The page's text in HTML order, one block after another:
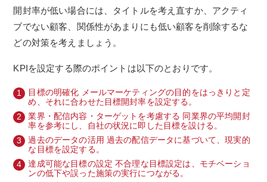
開封率が低い場合には、タイトルを考え直すか、アクティ
ブでない顧客、関係性があまりにも低い顧客を削除するな
どの対策を考えましょう。
KPIを設定する際のポイントは以下のとおりです。
目標の明確化 メールマーケティングの目的をはっきりと定
め、それに合わせた目標開封率を設定する。
業界・配信内容・ターゲットを考慮する 同業界の平均開封
率を参考にし、自社の状況に即した目標を設ける。
過去のデータの活用 過去の配信データに基づいて、現実的
な目標を設定する。
達成可能な目標の設定 不合理な目標設定は、モチベーショ
ンの低下や誤った施策の実行につながる。